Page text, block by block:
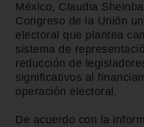
México, Claudia
Congreso de la Unión
electoral que plantea
sistema de
reducción de
significativos al
operación electoral.
De acuerdo con la